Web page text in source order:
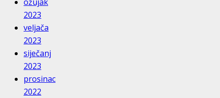
2023
veljača
2023
siječanj
2023
prosinac
2022